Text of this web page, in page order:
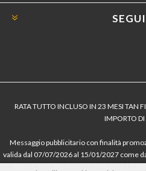
RATA TUTTO INCLUSO IN 23 MESI TAN
IMPORTO
Messaggio pubblicitario con finalità
valida dal 07/07/2026 al 15/01/2027 come